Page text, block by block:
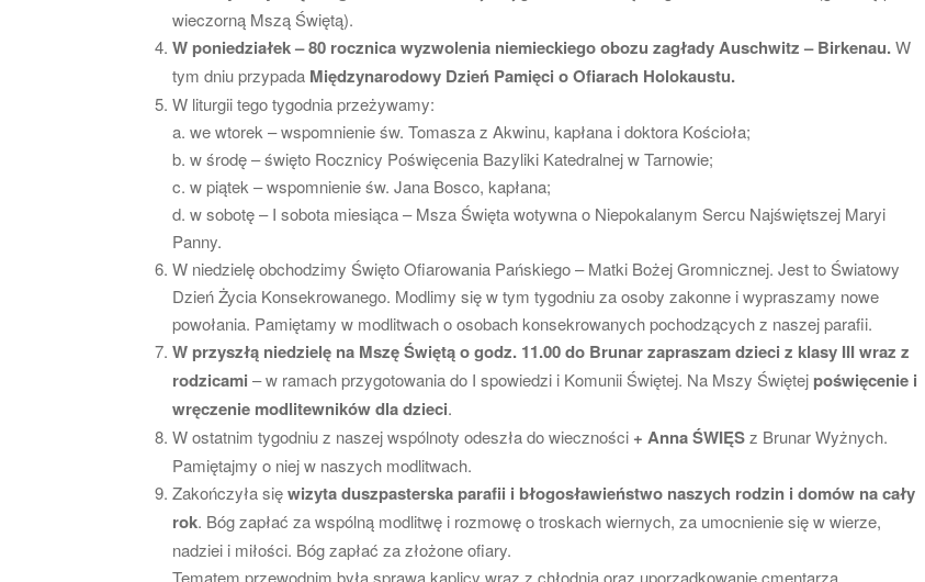
wieczorną Mszą Świętą).
W poniedziałek – 80 rocznica wyzwolenia niemieckiego obozu zagłady Auschwitz – Birkenau.W
tym dniu przypada Międzynarodowy Dzień Pamięci o Ofiarach Holokaustu.
W liturgii tego tygodnia przeżywamy:
a. we wtorek – wspomnienie św. Tomasza z Akwinu, kapłana i doktora Kościoła;
b. w środę – święto Rocznicy Poświęcenia Bazyliki Katedralnej w Tarnowie;
c. w piątek – wspomnienie św. Jana Bosco, kapłana;
d. w sobotę – I sobota miesiąca – Msza Święta wotywna o Niepokalanym Sercu Najświętszej Maryi
Panny.
W niedzielę obchodzimy Święto Ofiarowania Pańskiego – Matki Bożej Gromnicznej. Jest to Światowy
Dzień Życia Konsekrowanego. Modlimy się w tym tygodniu za osoby zakonne i wypraszamy nowe
powołania. Pamiętamy w modlitwach o osobach konsekrowanych pochodzących z naszej parafii.
W przyszłą niedzielę na Mszę Świętą o godz. 11.00 do Brunar zapraszam dzieci z klasy III wraz z
rodzicami – w ramach przygotowania do I spowiedzi i Komunii Świętej. Na Mszy Świętej poświęcenie i
wręczenie modlitewników dla dzieci.
W ostatnim tygodniu z naszej wspólnoty odeszła do wieczności + AnnaŚWIĘSz Brunar Wyżnych.
Pamiętajmy o niej w naszych modlitwach.
Zakończyła sięwizyta duszpasterska parafii i błogosławieństwo naszych rodzin i domów na cały
rok. Bóg zapłać za wspólną modlitwę i rozmowę o troskach wiernych, za umocnienie się w wierze,
nadziei i miłości. Bóg zapłać za złożone ofiary.
Tematem przewodnim była sprawa kaplicy wraz z chłodnią oraz uporządkowanie cmentarza